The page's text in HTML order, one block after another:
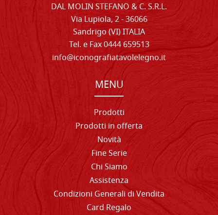
DAL MOLIN STEFANO & C. S.R.L.
Via Lupiola, 2 - 36066
Sandrigo (VI) ITALIA
Tel. e Fax 0444 659513
info@iconografiatavolelegno.it
MENU
Prodotti
Prodotti in offerta
Novità
Fine Serie
Chi Siamo
Assistenza
Condizioni Generali di Vendita
Card Regalo